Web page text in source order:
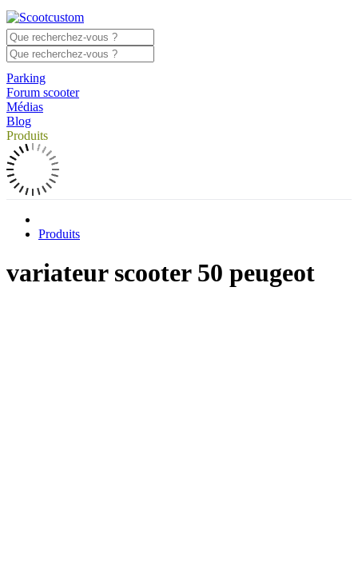
Parking
Forum scooter
Médias
Blog
Produits
Produits
variateur scooter 50 peugeot